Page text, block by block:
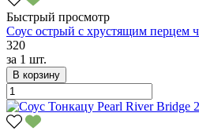
Быстрый просмотр
Соус острый с хрустящим перцем
320
за 1 шт.
В корзину